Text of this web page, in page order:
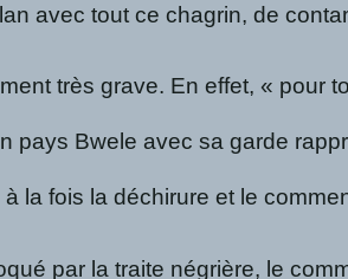
avec tout ce chagrin, de
très grave. En effet, «
Bwele avec sa garde
fois la déchirure et le
par la traite négrière, le